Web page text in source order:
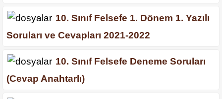
10. Sınıf Felsefe 1. Dönem 1. Yazılı
Soruları ve Cevapları 2021-2022
10. Sınıf Felsefe Deneme Soruları
(Cevap Anahtarlı)